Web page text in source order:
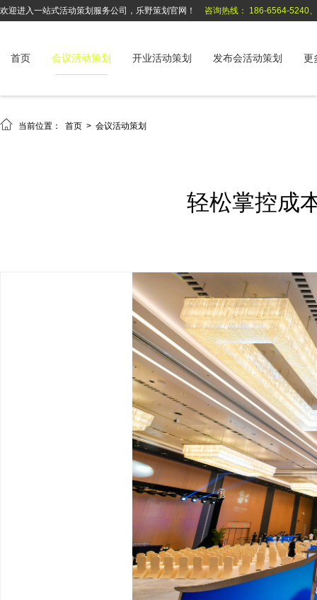
欢迎进入一站式活动策划服务公司，乐野策划官网！ 咨询热线： 186-6564-5240
首页 会议活动策划 开业活动策划 发布会活动策划 更
 当前位置： 首页 > 会议活动策划
轻松掌控成